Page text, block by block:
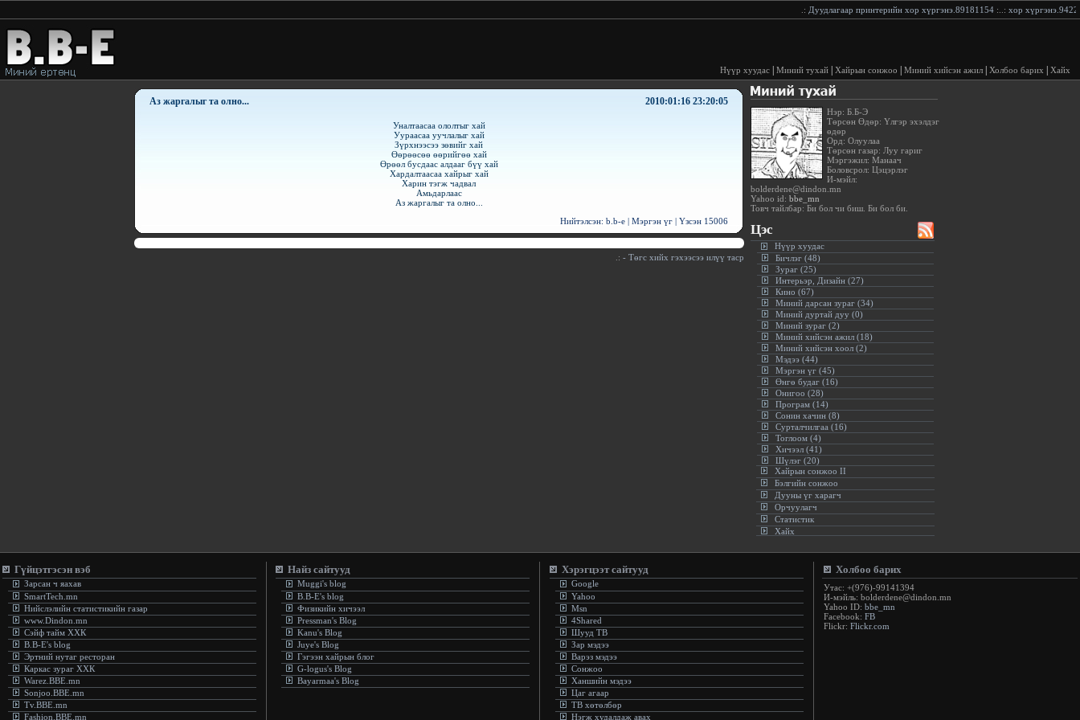
Дуудлагаар принтерийн хор хүргэнэ.89181154:..: хор
Нүүр хуудас Миний тухай Хайрын сонжоо Миний хийсэн ажил Холбоо барих Хайх
Аз жаргалыг та олно... 2010:01:16 23:20:05
Уналтаасаа ололтыг хай
Уураасаа уучлалыг хай
Зүрхнээсээ зөвийг хай
Өөрөөсөө өөрийгөө хай
Өрөөл бусдаас алдааг бүү хай
Хардалтаасаа хайрыг хай
Харин тэгж чадвал
Амьдарлаас
Аз жаргалыг та олно...
Нийтэлсэн: b.b-e | Мэргэн үг | Үзсэн 15006
- Төгс хийх гэхээсээ илүү тасралтгүй, давтамжтайгаар хийх гэж хичээ.(Фэйсбүүк компанийн уриа)
Нэр: Б.Б-Э
Төрсөн Өдөр: Үлгэр эхэлдэг
өдөр
Орд: Олуулаа
Төрсөн газар: Луу гариг
Мэргэжил: Манаач
Боловсрол: Цэцэрлэг
И-мэйл:
bolderdene@dindon.mn
Yahoo id: bbe_mn
Товч тайлбар: Би бол чи биш. Би бол би.
Цэс
Нүүр хуудас
Бичлэг (48)
Зураг (25)
Интерьэр, Дизайн (27)
Кино (67)
Миний дарсан зураг (34)
Миний дуртай дуу (0)
Миний зураг (2)
Миний хийсэн ажил (18)
Миний хийсэн хоол (2)
Мэдээ (44)
Мэргэн үг (45)
Өнгө будаг (16)
Онигоо (28)
Програм (14)
Сонин хачин (8)
Сурталчилгаа (16)
Тоглоом (4)
Хичээл (41)
Шүлэг (20)
Хайрын сонжоо II
Бэлгийн сонжоо
Дууны үг харагч
Орчуулагч
Статистик
Хайх
Гүйцэтгэсэн вэб
Зарсан ч яахав
SmartTech.mn
Нийслэлийн статистикийн газар
www.Dindon.mn
Сэйф тайм ХХК
B.B-E's blog
Эртний нутаг ресторан
Каркас зураг ХХК
Warez.BBE.mn
Sonjoo.BBE.mn
Tv.BBE.mn
Fashion.BBE.mn
Найз сайтууд
Muggi's blog
B.B-E's blog
Физикийн хичээл
Pressman's Blog
Kanu's Blog
Juye's Blog
Гэгээн хайрын блог
G-logus's Blog
Bayarmaa's Blog
Хэрэгцээт сайтууд
Google
Yahoo
Msn
4Shared
Шууд ТВ
Зар мэдээ
Варэз мэдээ
Сонжоо
Ханшийн мэдээ
Цаг агаар
ТВ хөтөлбөр
Нэгж худалдаж авах
Холбоо барих
Утас: +(976)-99141394
И-мэйль: bolderdene@dindon.mn
Yahoo ID: bbe_mn
Facebook: FB
Flickr: Flickr.com